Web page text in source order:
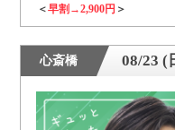
＜早割→2,900円 ＞
心斎橋 08/23 (